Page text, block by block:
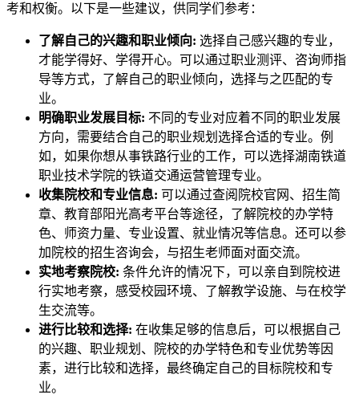
考和权衡。以下是一些建议，供同学们参考：
了解自己的兴趣和职业倾向: 选择自己感兴趣的专业，
才能学得好、学得开心。可以通过职业测评、咨询师指
导等方式，了解自己的职业倾向，选择与之匹配的专
业。
明确职业发展目标: 不同的专业对应着不同的职业发展
方向，需要结合自己的职业规划选择合适的专业。例
如，如果你想从事铁路行业的工作，可以选择湖南铁道
职业技术学院的铁道交通运营管理专业。
收集院校和专业信息: 可以通过查阅院校官网、招生简
章、教育部阳光高考平台等途径，了解院校的办学特
色、师资力量、专业设置、就业情况等信息。还可以参
加院校的招生咨询会，与招生老师面对面交流。
实地考察院校: 条件允许的情况下，可以亲自到院校进
行实地考察，感受校园环境、了解教学设施、与在校学
生交流等。
进行比较和选择: 在收集足够的信息后，可以根据自己
的兴趣、职业规划、院校的办学特色和专业优势等因
素，进行比较和选择，最终确定自己的目标院校和专
业。